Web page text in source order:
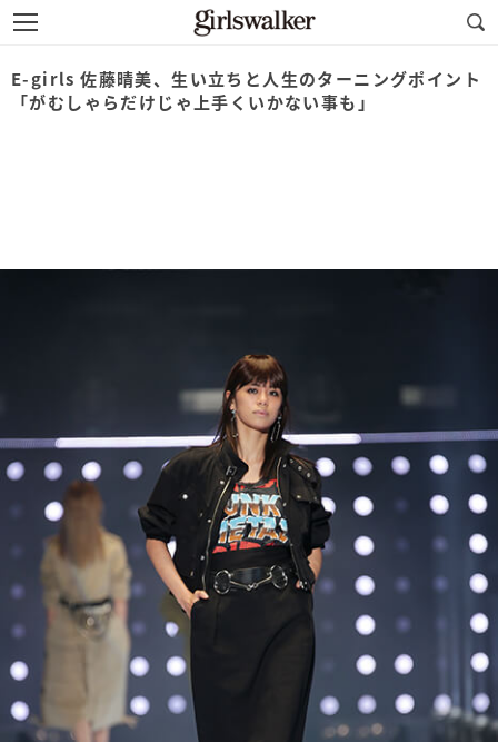
E-girls 佐藤晴美、生い立ちと人生のターニングポイント
「がむしゃらだけじゃ上手くいかない事も」